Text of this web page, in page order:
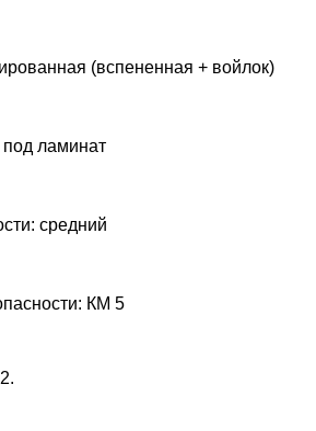
(вспененная + войлок)
ламинат
средний
КМ 5